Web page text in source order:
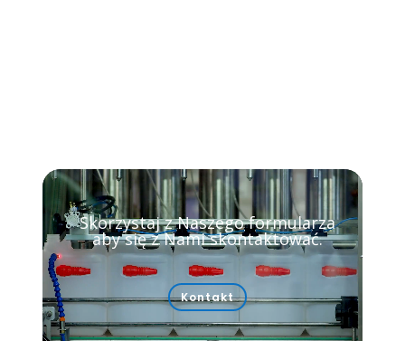
Video-
Player
Skorzystaj z Naszego formularza
aby się z Nami skontaktować.
Kontakt